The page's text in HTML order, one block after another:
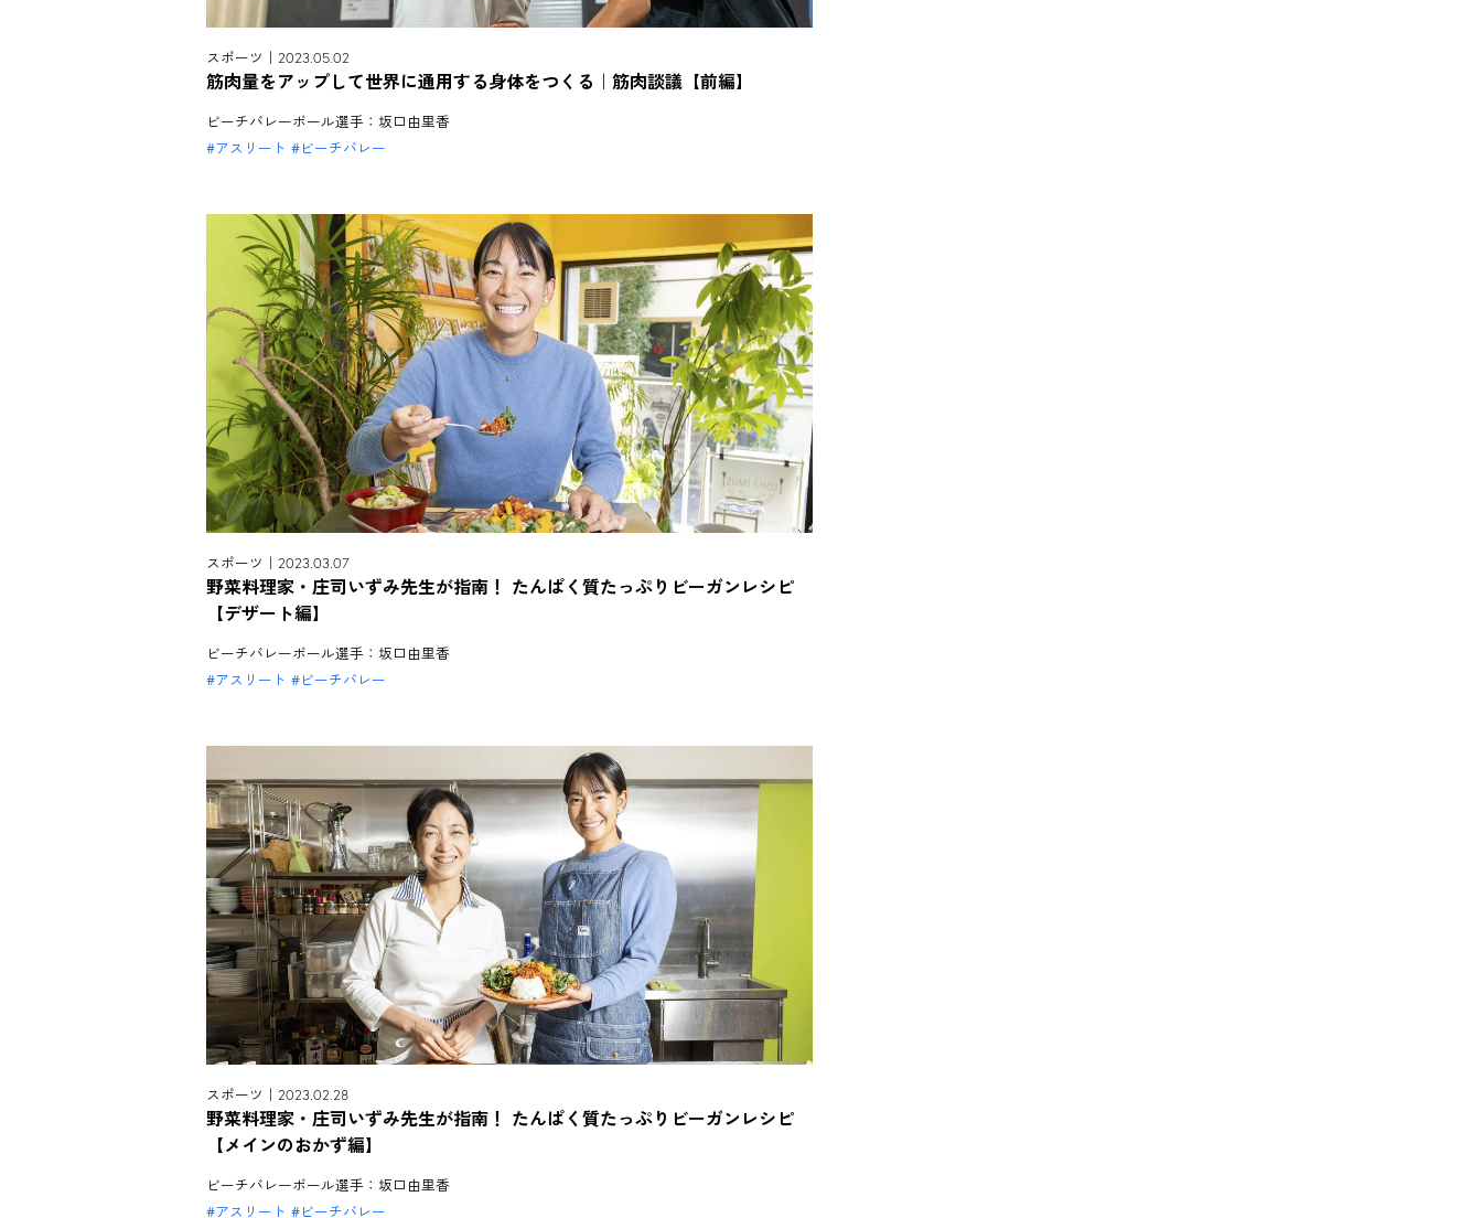
スポーツ｜2023.05.02
筋肉量をアップして世界に通用する身体をつくる｜筋肉談議【前編】
ビーチバレーボール選手：坂口由里香
アスリート ビーチバレー
スポーツ｜2023.03.07
野菜料理家・庄司いずみ先生が指南！ たんぱく質たっぷりビーガンレシピ
【デザート編】
ビーチバレーボール選手：坂口由里香
アスリート ビーチバレー
スポーツ｜2023.02.28
野菜料理家・庄司いずみ先生が指南！ たんぱく質たっぷりビーガンレシピ
【メインのおかず編】
ビーチバレーボール選手：坂口由里香
アスリート ビーチバレー